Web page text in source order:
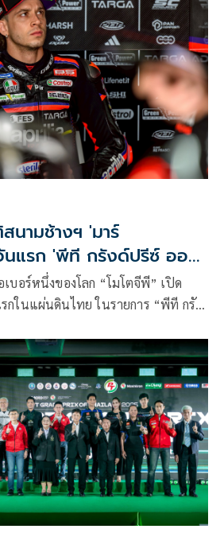
นามช้างฯ 'มาร์
นแรก 'พีที กรังด์ปรีซ์ ออฟ
บอร์หนึ่งของโลก “โมโตจีพี” เปิด
กในแผ่นดินไทย ในรายการ “พีที กรัง
ทุกมุมโลกเริ่มต้นการลงสนามวันแรก
ดนักบิดอิตาเลียนจาก อพริเลีย เรซซิ่ง
ฬทุบสถิติตลอดกาลของ สนามช้าง
ต จ.บุรีรัมย์ ลงอย่างราบคาบ ขณะที่
มาร์ค มาร์เกซ จาก ดูคาติ เลอโนโว
รซ้อมวันแรก เมื่อวันศุกร์ที่ผ่านมา